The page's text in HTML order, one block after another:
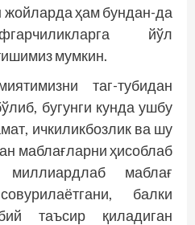
жойларда ҳам бундан-да
йўл
мумкин.
таг-тубидан
бугунги кунда ушбу
ичкиликбозлик ва шу
маблағларни ҳисоблаб
миллиардлаб маблағ
балки
таъсир қиладиган